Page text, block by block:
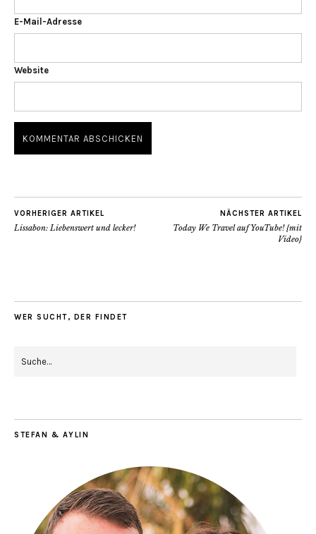
E-Mail-Adresse
Website
VORHERIGER ARTIKEL
Lissabon: Liebenswert und lecker!
NÄCHSTER ARTIKEL
Today We Travel auf YouTube! {mit
Video}
WER SUCHT, DER FINDET
STEFAN & AYLIN